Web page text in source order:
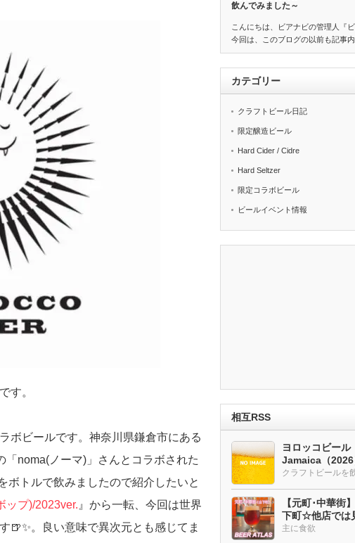
す。
ボビールです。神奈川県鎌倉市にある
「noma(ノーマ)」さんとコラボされた
ボトルで飲みましたので紹介したいと
ップ)/2023ver. 』から一転、今回は世界
🍺✨。良い意味で異次元とも感じてま
飲んでみました～
こんにちは、ビアナビの管理人『
今回は、このブログの以前も記事
カテゴリー
クラフトビール日記
限定醸造ビール
Hard Cider / Cidre
Hard Seltzer
限定コラボビール
ビールイベント情報
相互RSS
ヨロッコビー
Jamaica（2026
【元町･中華街
下町☆他店では
ー多め
主に食欲